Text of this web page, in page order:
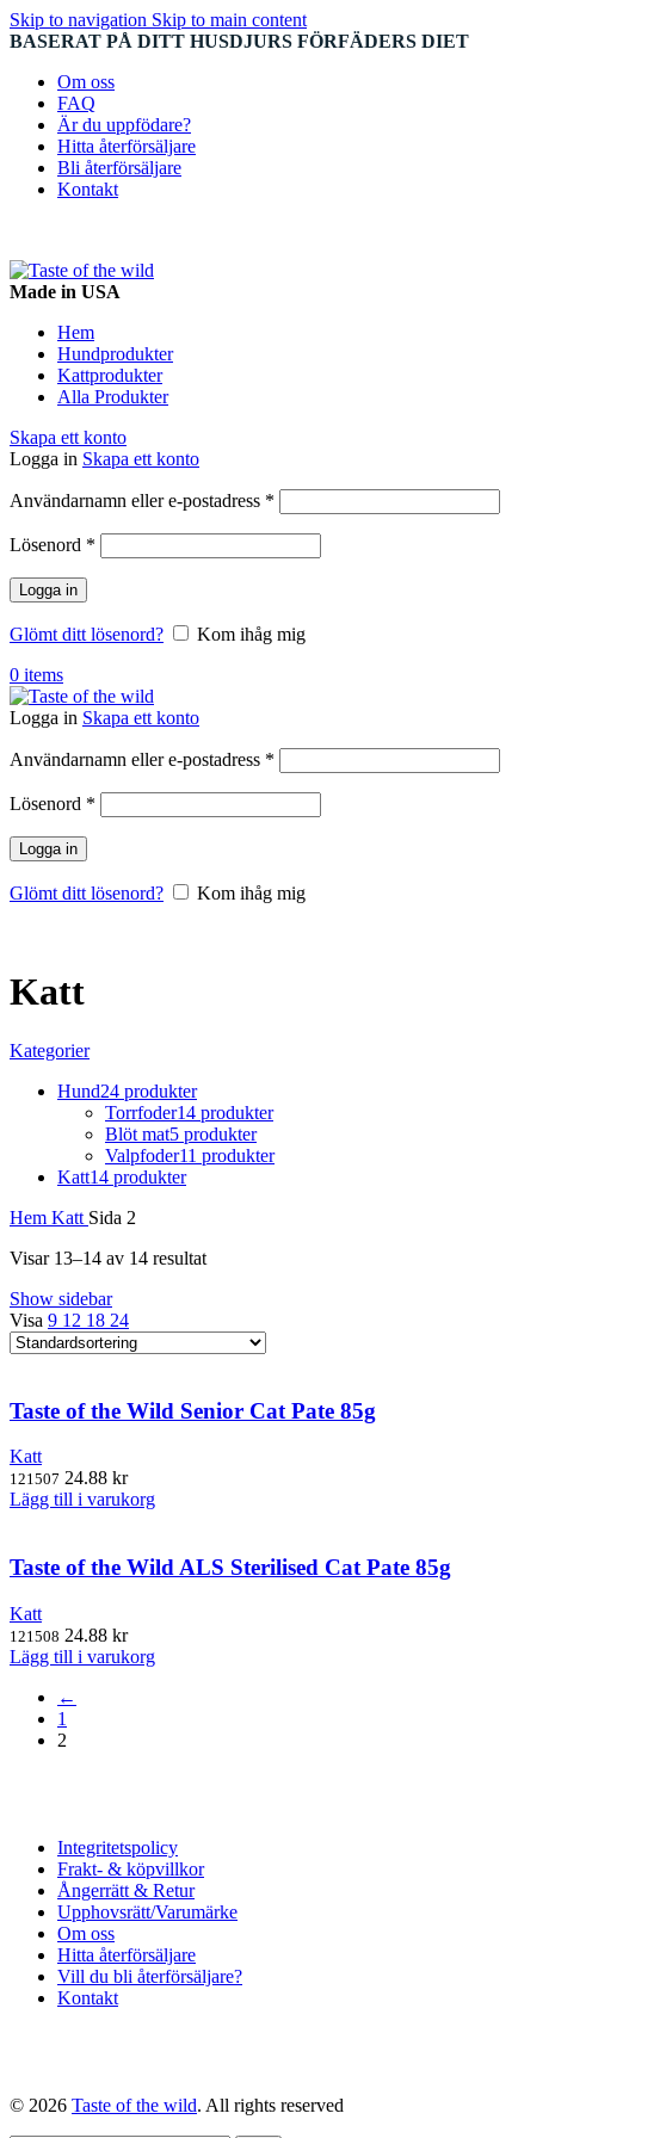
Skip to navigation Skip to main content
BASERAT PÅ DITT HUSDJURS FÖRFÄDERS DIET
Om oss
FAQ
Är du uppfödare?
Hitta återförsäljare
Bli återförsäljare
Kontakt
Made in USA
Hem
Hundprodukter
Kattprodukter
Alla Produkter
Skapa ett konto
Logga in Skapa ett konto
Användarnamn eller e-postadress *
Lösenord *
Logga in
Glömt ditt lösenord?
Kom ihåg mig
0 items
Logga in Skapa ett konto
Användarnamn eller e-postadress *
Lösenord *
Logga in
Glömt ditt lösenord? Kom ihåg mig
Katt
Kategorier
Hund24 produkter
Torrfoder14 produkter
Blöt mat5 produkter
Valpfoder11 produkter
Katt14 produkter
Hem Katt Sida 2
Visar 13–14 av 14 resultat
Show sidebar
Visa 9 12 18 24
Taste of the Wild Senior Cat Pate 85g
Katt
121507 24.88 kr
Lägg till i varukorg
Taste of the Wild ALS Sterilised Cat Pate 85g
Katt
121508 24.88 kr
Lägg till i varukorg
←
1
2
Integritetspolicy
Frakt- & köpvillkor
Ångerrätt & Retur
Upphovsrätt/Varumärke
Om oss
Hitta återförsäljare
Vill du bli återförsäljare?
Kontakt
© 2026 Taste of the wild. All rights reserved